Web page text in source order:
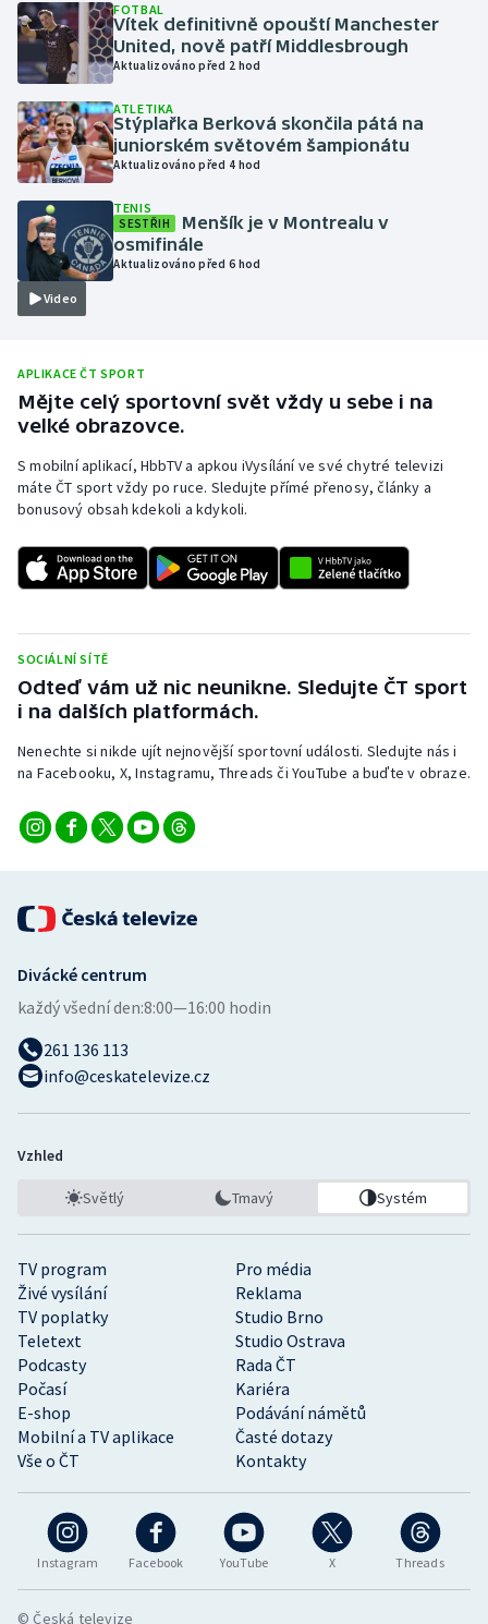
Lyže a snowboard
Moderní pětiboj
Motorsport
Parasport
Plavání
Ragby
Rychlobruslení
Rychlostní kanoistika
Short track
Stolní tenis
Triatlon
Veslování
Vodní slalom
Volejbal
Ostatní
FOTBAL
Vítek definitivně opouští Manchester
United, nově patří Middlesbrough
Aktualizováno před 2 hod
ATLETIKA
Stýplařka Berková skončila pátá na
juniorském světovém šampionátu
Aktualizováno před 4 hod
Video
TENIS
SESTŘIH
Menšík je v Montrealu v
osmifinále
Aktualizováno před 6 hod
APLIKACE ČT SPORT
Mějte celý sportovní svět vždy u sebe i na
velké obrazovce.
S mobilní aplikací, HbbTV a apkou iVysílání ve své chytré televizi
máte ČT sport vždy po ruce. Sledujte přímé přenosy, články a
bonusový obsah kdekoli a kdykoli.
SOCIÁLNÍ SÍTĚ
Odteď vám už nic neunikne. Sledujte ČT sport
i na dalších platformách.
Nenechte si nikde ujít nejnovější sportovní události. Sledujte nás i
na Facebooku, X, Instagramu, Threads či YouTube a buďte v obraze.
Instagram Facebook YouTube X Threads
TV program
Pro média
Živé vysílání
Reklama
TV poplatky
Studio Brno
Teletext
Studio Ostrava
Podcasty
Rada ČT
Počasí
Kariéra
E-shop
Podávání námětů
Mobilní a TV aplikace
Časté dotazy
Vše o ČT
Kontakty
Divácké centrum
každý všední den:8:00—16:00 hodin
261 136 113
info@ceskatelevize.cz
Vzhled
Světlý Tmavý Systém
© Česká televize